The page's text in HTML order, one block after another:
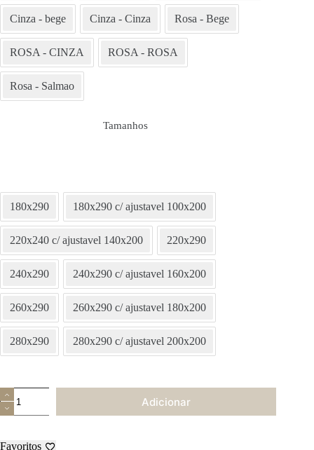
Cinza - bege Cinza - Cinza Rosa - Bege
ROSA - CINZA ROSA - ROSA
Rosa - Salmao
Tamanhos
180x290 180x290 c/ ajustavel 100x200
220x240 c/ ajustavel 140x200 220x290
240x290 240x290 c/ ajustavel 160x200
260x290 260x290 c/ ajustavel 180x200
280x290 280x290 c/ ajustavel 200x200
Quantidade
de
Jogo
Cama
Adicionar
Favoritos